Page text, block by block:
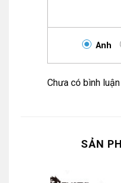
Anh
Chưa có bình
SẢN